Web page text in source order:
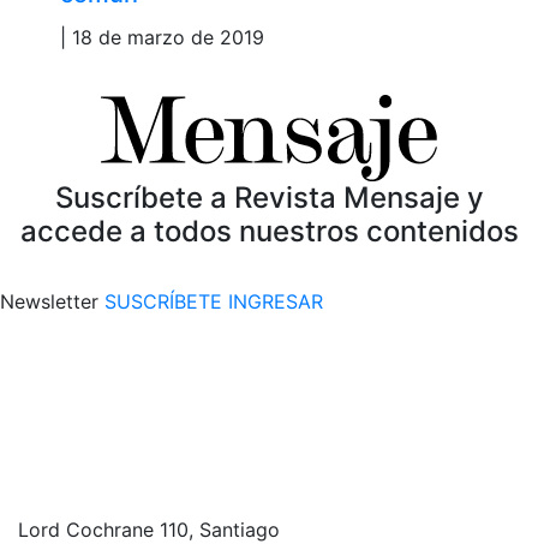
| 18 de marzo de 2019
Suscríbete a Revista Mensaje y
accede a todos nuestros contenidos
Newsletter SUSCRÍBETE INGRESAR
Lord Cochrane 110, Santiago